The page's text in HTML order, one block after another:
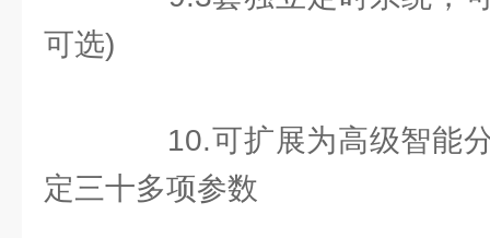
可选)
10.可扩展为高级智能分
定三十多项参数